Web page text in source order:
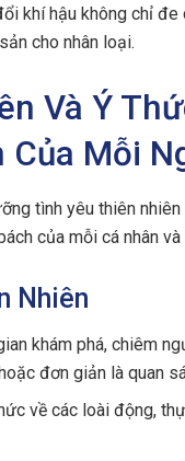
khí hậu không chỉ
cho nhân loại.
Và Ý
Mỗi
tình yêu thiên
của mỗi cá nhân và
Nhiên
khám phá, chiêm
đơn giản là quan
về các loài động,